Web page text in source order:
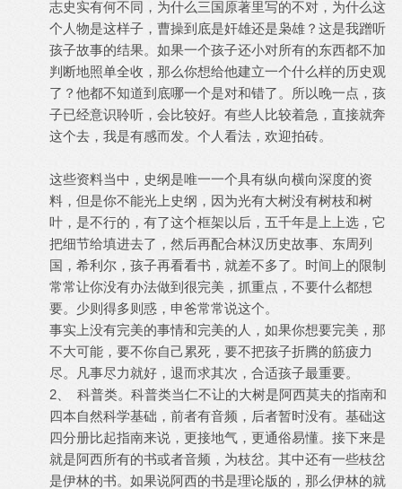
志史实有何不同，为什么三国原著里写的不对，为什么这
个人物是这样子，曹操到底是奸雄还是枭雄？这是我蹭听
孩子故事的结果。如果一个孩子还小对所有的东西都不加
判断地照单全收，那么你想给他建立一个什么样的历史观
了？他都不知道到底哪一个是对和错了。所以晚一点，孩
子已经意识聆听，会比较好。有些人比较着急，直接就奔
这个去，我是有感而发。个人看法，欢迎拍砖。
这些资料当中，史纲是唯一一个具有纵向横向深度的资
料，但是你不能光上史纲，因为光有大树没有树枝和树
叶，是不行的，有了这个框架以后，五千年是上上选，它
把细节给填进去了，然后再配合林汉历史故事、东周列
国，希利尔，孩子再看看书，就差不多了。时间上的限制
常常让你没有办法做到很完美，抓重点，不要什么都想
要。少则得多则惑，申爸常常说这个。
事实上没有完美的事情和完美的人，如果你想要完美，那
不大可能，要不你自己累死，要不把孩子折腾的筋疲力
尽。凡事尽力就好，退而求其次，合适孩子最重要。
2、 科普类。科普类当仁不让的大树是阿西莫夫的指南和
四本自然科学基础，前者有音频，后者暂时没有。基础这
四分册比起指南来说，更接地气，更通俗易懂。接下来是
就是阿西所有的书或者音频，为枝岔。其中还有一些枝岔
是伊林的书。如果说阿西的书是理论版的，那么伊林的就